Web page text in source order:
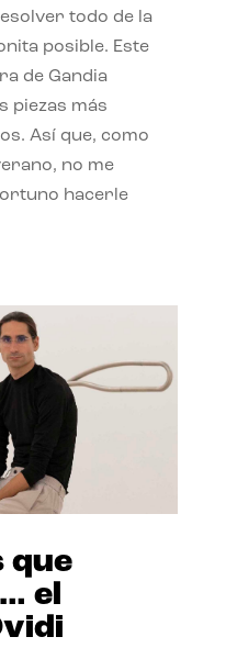
todo de la
posible. Este
de Gandia
piezas más
Así que, como
no me
hacerle
que
el